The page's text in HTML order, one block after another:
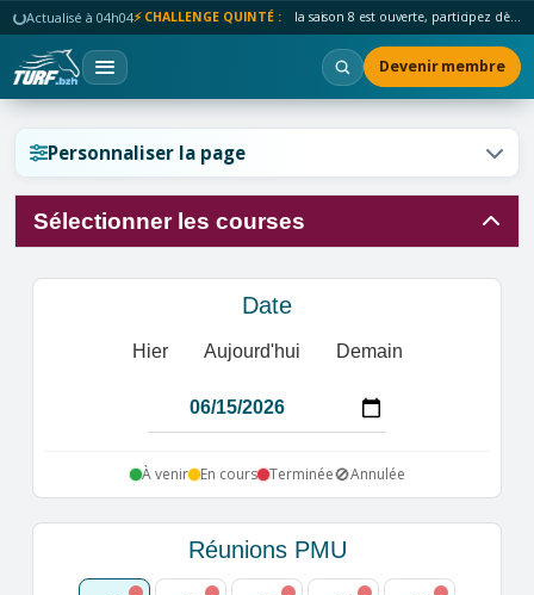
Actualisé à 04h04⚡ CHALLENGE QUINTÉ : la saison 8 est ouverte, participez dès maintenant !
Devenir membre
Personnaliser la page
Sélectionner les courses
Date
Hier Aujourd'hui Demain
À venir En cours Terminée🚫Annulée
Réunions PMU
Réinitialiser l'affichage ?
Réinitialiser